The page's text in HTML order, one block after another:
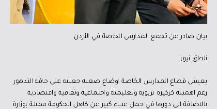
بيان صادر عن تجمع المدارس الخاصة في الأردن
ناطق نيوز
يعيش قطاع المدارس الخاصة اوضاع صعبه جعلته على حافة التدهور
رغم اهميته كركيزة تربوية وتعليمية واجتماعية وثقافية واقتصادية
بالاضافة الى دورها في حمل عبء كبير عن كاهل الحكومة ممثلة بوزارة